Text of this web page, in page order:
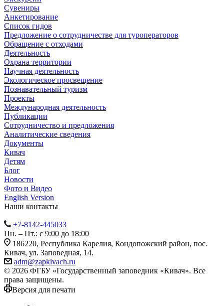
Сувениры
Анкетирование
Список гидов
Предложение о сотрудничестве для туроператоров
Обращение с отходами
Деятельность
Охрана территории
Научная деятельность
Экологическое просвещение
Познавательный туризм
Проекты
Международная деятельность
Публикации
Сотрудничество и предложения
Аналитические сведения
Документы
Кивач
Детям
Блог
Новости
Фото и Видео
English Version
Наши контакты
+7-8142-445033
Пн. – Пт.: с 9:00 до 18:00
186220, Республика Карелия, Кондопожский район, пос.
Кивач, ул. Заповедная, 14.
adm@zapkivach.ru
© 2026 ФГБУ «Государственный заповедник «Кивач». Все
права защищены.
Версия для печати